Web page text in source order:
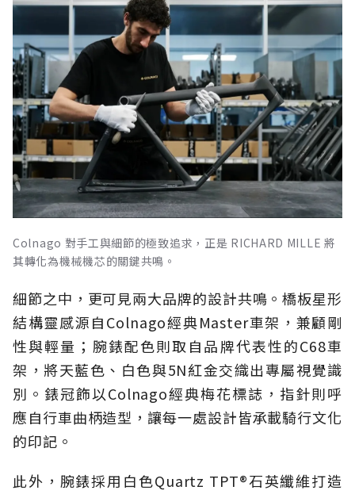
Colnago 對手工與細節的極致追求，正是 RICHARD MILLE 將
其轉化為機械機芯的關鍵共鳴。
細節之中，更可見兩大品牌的設計共鳴。橋板星形
結構靈感源自Colnago經典Master車架，兼顧剛
性與輕量；腕錶配色則取自品牌代表性的C68車
架，將天藍色、白色與5N紅金交織出專屬視覺識
別。錶冠飾以Colnago經典梅花標誌，指針則呼
應自行車曲柄造型，讓每一處設計皆承載騎行文化
的印記。
此外，腕錶採用白色Quartz TPT®石英纖維打造